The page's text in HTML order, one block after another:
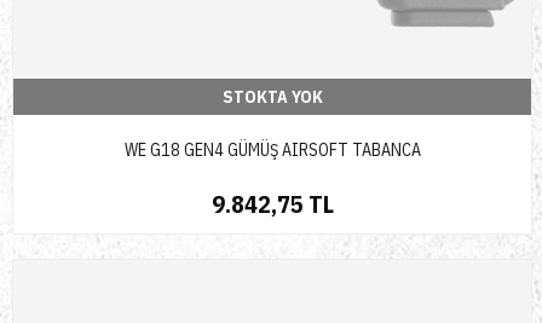
STOKTA YOK
WE G18 GEN4 GÜMÜŞ AIRSOFT TABANCA
9.842,75 TL